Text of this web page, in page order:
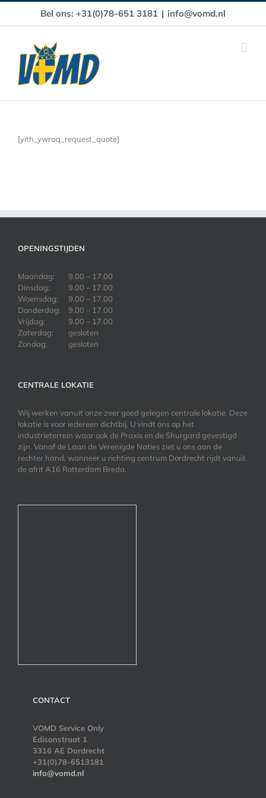
Ga
inhoud
Bel ons: +31(0)78-651 3181 | info@vomd.nl
[yith_ywraq_request_quote]
OPENINGSTIJDEN
Maandag:
9.00 – 17.00
Dinsdag:
9.00 – 17.00
Woensdag:
9.00 – 17.00
Donderdag:
9.00 – 17.00
Vrijdag:
9.00 – 17.00
Zaterdag:
gesloten
Zondag:
gesloten
CENTRALE LOKATIE
Wij werken vanuit onze zeer goed gelegen centrale lokatie. Deze
lokatie is voor iedereen dichtbij. U vindt ons op het
industrieterrein waar ook de Praxis en de Shurgard gevestigd
zijn. Vanaf de Laan de Verenigde Naties ziet u ons aan de
rechter hand, wanneer u richting centrum Dordrecht rijdt vanuit
de afrit A16 Rotterdam Breda.
CONTACT
VOMD Service Only
Edisonstraat 1
3316 AE Dordrecht
+31(0)78-6513181
info@vomd.nl